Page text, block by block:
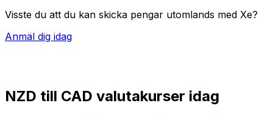
Visste du att du kan skicka pengar utomlands med Xe?
Anmäl dig idag
NZD till CAD valutakurser idag